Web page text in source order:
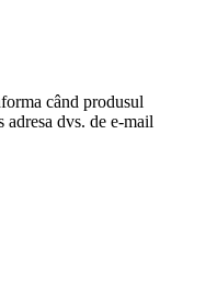
când produsul
dvs. de e-mail